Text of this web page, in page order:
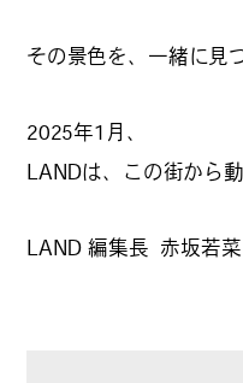
その景色を、一緒に見
2025年1月、
LANDは、この街から
LAND 編集長 赤坂若菜